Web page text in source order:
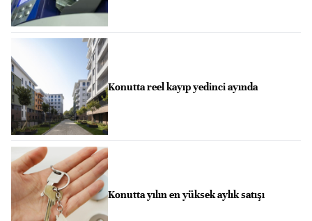
Konutta reel kayıp yedinci ayında
Konutta yılın en yüksek aylık satışı